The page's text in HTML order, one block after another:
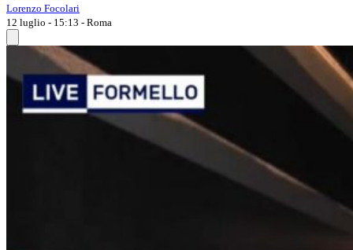
Lorenzo Focolari
12 luglio - 15:13 - Roma